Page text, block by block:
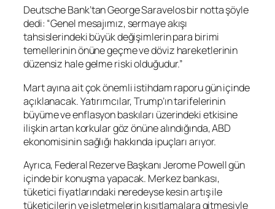
Deutsche Bank’tan George Saravelos bir notta şöyle
dedi: “Genel mesajımız, sermaye akışı
tahsislerindeki büyük değişimlerin para birimi
temellerinin önüne geçme ve döviz hareketlerinin
düzensiz hale gelme riski olduğudur.”
Mart ayına ait çok önemli istihdam raporu gün içinde
açıklanacak. Yatırımcılar, Trump’ın tarifelerinin
büyüme ve enflasyon baskıları üzerindeki etkisine
ilişkin artan korkular göz önüne alındığında, ABD
ekonomisinin sağlığı hakkında ipuçları arıyor.
Ayrıca, Federal Rezerve Başkanı Jerome Powell gün
içinde bir konuşma yapacak. Merkez bankası,
tüketici fiyatlarındaki neredeyse kesin artış ile
tüketicilerin ve işletmelerin kısıtlamalara gitmesiyle